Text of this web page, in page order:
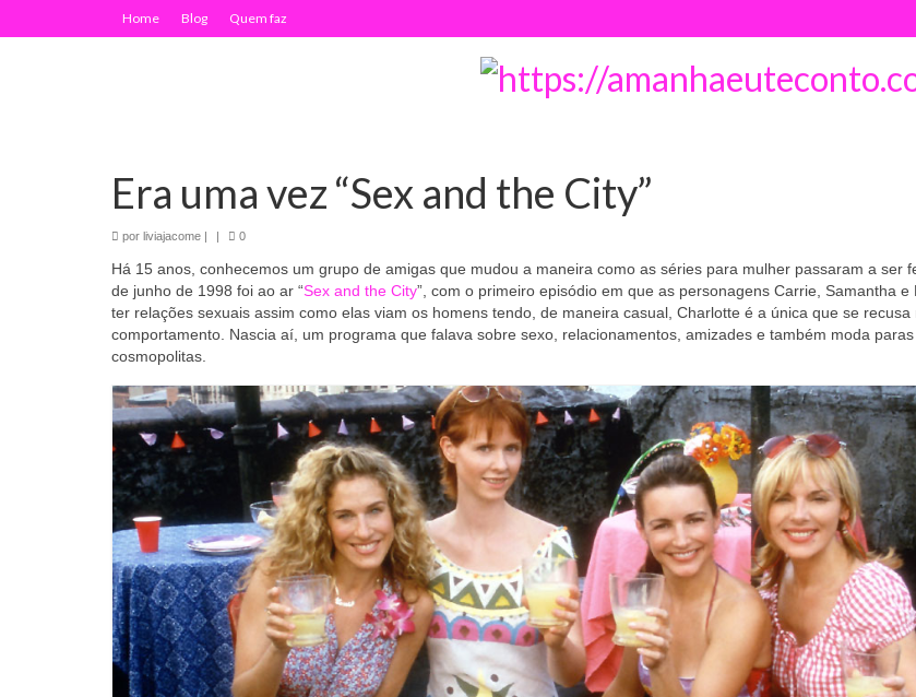
Home Blog Quem faz
Era uma vez “Sex and the City”
por liviajacome | | 0
Há 15 anos, conhecemos um grupo de amigas que mudou a maneira como as séries para mulher passaram a ser
de junho de 1998 foi ao ar “Sex and the City”, com o primeiro episódio em que as personagens Carrie, Samantha e
ter relações sexuais assim como elas viam os homens tendo, de maneira casual, Charlotte é a única que se recusa
comportamento. Nascia aí, um programa que falava sobre sexo, relacionamentos, amizades e também moda
cosmopolitas.